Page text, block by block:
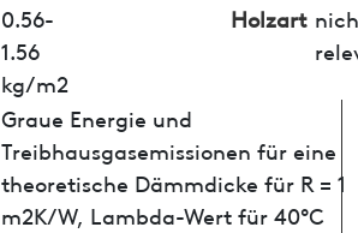
0.56-
1.56
kg/m2
Holzart
Graue Energie und
Treibhausgasemissionen für eine
theoretische Dämmdicke für R = 1
m2K/W, Lambda-Wert für 40°C